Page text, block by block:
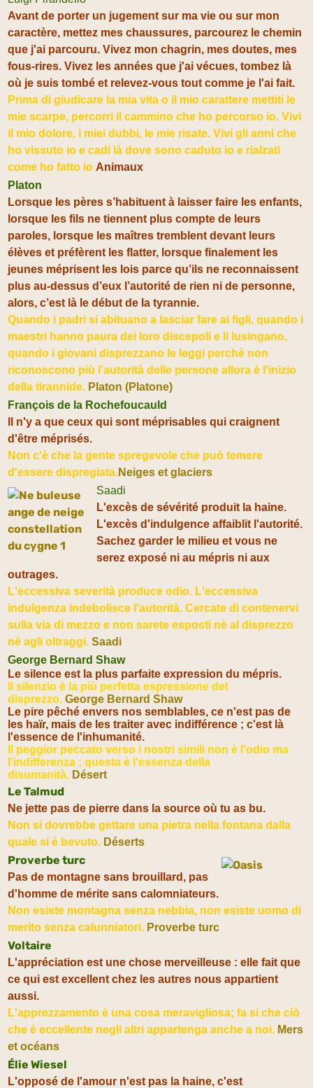
Avant de porter un jugement sur ma vie ou sur mon
caractère, mettez mes chaussures, parcourez le chemin
que j'ai parcouru. Vivez mon chagrin, mes doutes, mes
fous-rires. Vivez les années que j'ai vécues, tombez là
où je suis tombé et relevez-vous tout comme je l'ai fait.
Prima di giudicare la mia vita o il mio carattere mettiti le
mie scarpe, percorri il cammino che ho percorso io. Vivi
il mio dolore, i miei dubbi, le mie risate. Vivi gli anni che
ho vissuto io e cadi là dove sono caduto io e rialzati
come ho fatto io Animaux
Platon
Lorsque les pères s’habituent à laisser faire les enfants,
lorsque les fils ne tiennent plus compte de leurs
paroles, lorsque les maîtres tremblent devant leurs
élèves et préfèrent les flatter, lorsque finalement les
jeunes méprisent les lois parce qu’ils ne reconnaissent
plus au-dessus d’eux l’autorité de rien ni de personne,
alors, c’est là le début de la tyrannie.
Quando i padri si abituano a lasciar fare ai figli, quando i
maestri hanno paura dei loro discepoli e li lusingano,
quando i giovani disprezzano le leggi perchè non
riconoscono più l’autorità delle persone allora è l’inizio
della tirannide. Platon (Platone)
François de la Rochefoucauld
Il n'y a que ceux qui sont méprisables qui craignent
d'être méprisés.
Non c'è che la gente spregevole che può temere
d'essere dispregiata.Neiges et glaciers
Saadi
L'excès de sévérité produit la haine.
L'excès d'indulgence affaiblit l'autorité.
Sachez garder le milieu et vous ne
serez exposé ni au mépris ni aux
outrages.
L'eccessiva severità produce odio. L'eccessiva
indulgenza indebolisce l'autorità. Cercate di contenervi
sulla via di mezzo e non sarete esposti nè al disprezzo
nè agli oltraggi. Saadi
George Bernard Shaw
Le silence est la plus parfaite expression du mépris.
Il silenzio è la più perfetta espressione del
disprezzo. George Bernard Shaw
Le pire pêché envers nos semblables, ce n'est pas de
les haïr, mais de les traiter avec indifférence ; c'est là
l'essence de l'inhumanité.
Il peggior peccato verso i nostri simili non è l'odio ma
l'indifferenza ; questa è l'essenza della
disumanità. Désert
Le Talmud
Ne jette pas de pierre dans la source où tu as bu.
Non si dovrebbe gettare una pietra nella fontana dalla
quale si è bevuto. Déserts
Proverbe turc
Pas de montagne sans brouillard, pas
d'homme de mérite sans calomniateurs.
Non esiste montagna senza nebbia, non esiste uomo di
merito senza calunniatori. Proverbe turc
Voltaire
L'appréciation est une chose merveilleuse : elle fait que
ce qui est excellent chez les autres nous appartient
aussi.
L'apprezzamento è una cosa meravigliosa; fa si che ciò
che è eccellente negli altri appartenga anche a noi. Mers
et océans
Élie Wiesel
L'opposé de l'amour n'est pas la haine, c'est